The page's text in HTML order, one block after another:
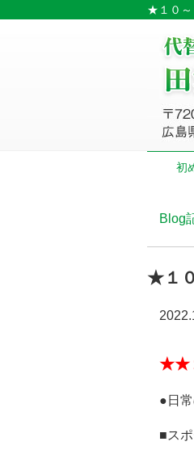
★１０～
初
Blog
★１
★★
●日
■ス